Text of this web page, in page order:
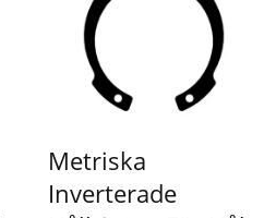
Metriska
Inverterade